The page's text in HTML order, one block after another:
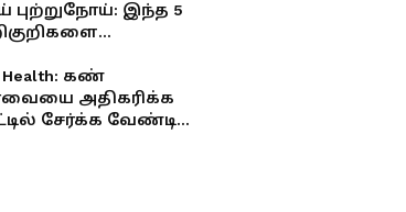
புற்றுநோய்: இந்த 5
Health: கண்
அதிகரிக்க
சேர்க்க வேண்டிய